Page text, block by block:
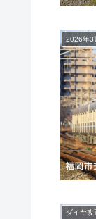
2026年3
ダイヤ